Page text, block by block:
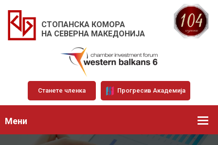
СТОПАНСКА КОМОРА
НА СЕВЕРНА МАКЕДОНИЈА
Станете членка Прогресив Академија
Мени